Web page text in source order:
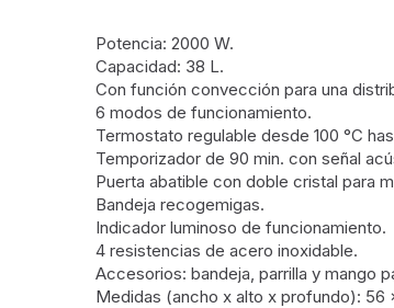
Potencia: 2000 W.
Capacidad: 38 L.
Con función convección para una
6 modos de funcionamiento.
Termostato regulable desde 100 °C
Temporizador de 90 min. con señal
Puerta abatible con doble cristal para
Bandeja recogemigas.
Indicador luminoso de funcionamiento.
4 resistencias de acero inoxidable.
Accesorios: bandeja, parrilla y mango
Medidas (ancho x alto x profundo): 56